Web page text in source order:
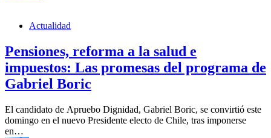
Actualidad
Pensiones, reforma a la salud e
impuestos: Las promesas del programa de
Gabriel Boric
El candidato de Apruebo Dignidad, Gabriel Boric, se convirtió este
domingo en el nuevo Presidente electo de Chile, tras imponerse
en…